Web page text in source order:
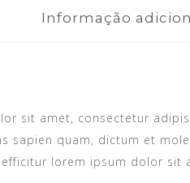
Informação
sit amet, consectetur
sapien quam, dictum et
lorem ipsum dolor sit